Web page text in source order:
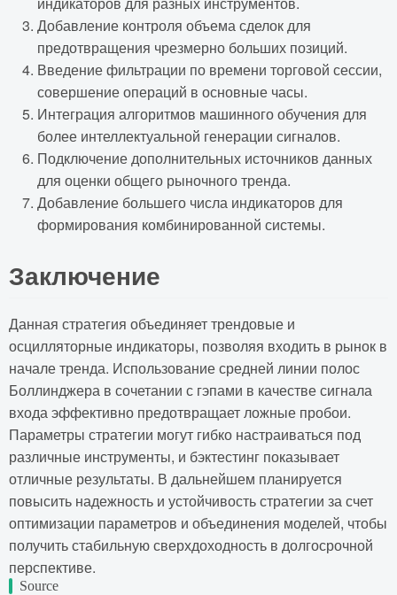
Добавление контроля объема сделок для
предотвращения чрезмерно больших позиций.
Введение фильтрации по времени торговой сессии,
совершение операций в основные часы.
Интеграция алгоритмов машинного обучения для
более интеллектуальной генерации сигналов.
Подключение дополнительных источников данных
для оценки общего рыночного тренда.
Добавление большего числа индикаторов для
формирования комбинированной системы.
Заключение
Данная стратегия объединяет трендовые и
осцилляторные индикаторы, позволяя входить в рынок в
начале тренда. Использование средней линии полос
Боллинджера в сочетании с гэпами в качестве сигнала
входа эффективно предотвращает ложные пробои.
Параметры стратегии могут гибко настраиваться под
различные инструменты, и бэктестинг показывает
отличные результаты. В дальнейшем планируется
повысить надежность и устойчивость стратегии за счет
оптимизации параметров и объединения моделей, чтобы
получить стабильную сверхдоходность в долгосрочной
перспективе.
Source